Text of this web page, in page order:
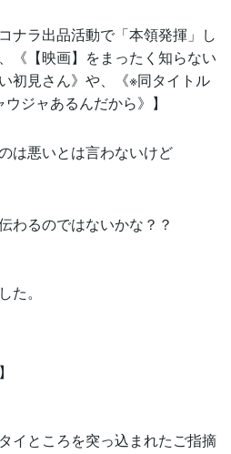
ナラ出品活動で「本領発揮」し
《【映画】をまったく知らない
初見さん》や、《※同タイトル
ジャあるんだから》】
は悪いとは言わないけど
わるのではないかな？？
た。
イところを突っ込まれたご指摘